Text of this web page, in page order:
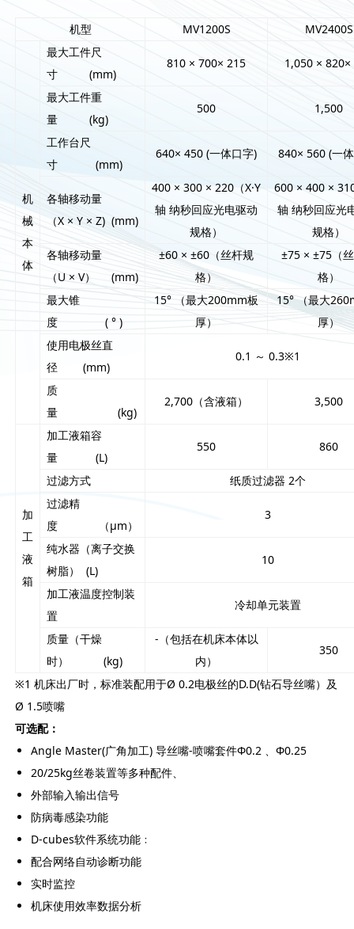
机型 MV1200S MV2400S
机
械
本
体
最大工件尺
寸 (mm)
810 × 700× 215 1,050 ×
最大工件重
量 (kg)
500 1,500
工作台尺
寸 (mm)
640× 450 (一体口字) 840× 560 (一
各轴移动量
（X × Y × Z) (mm)
400 × 300 × 220（X·Y
轴 纳秒回应光电驱动
规格）
600 × 400 ×
轴 纳秒回应光
规格）
各轴移动量
（U × V） (mm)
±60 × ±60（丝杆规
格）
±75 × ±75（
格）
最大锥
度 ( ° )
15° （最大200mm板
厚）
15° （最大
厚）
使用电极丝直
径 (mm)
0.1 ～ 0.3※1
质
量 (kg)
2,700（含液箱） 3,500
加
工
液
箱
加工液箱容
量 (L)
550 860
过滤方式
纸质过滤器 2个
过滤精
度 （μm）
3
纯水器（离子交换
树脂） (L)
10
加工液温度控制装
置
冷却单元装置
质量（干燥
时） (kg)
-（包括在机床本体以
内）
350
※1 机床出厂时，标准装配用于Ø 0.2电极丝的D.D(钻石导丝嘴）及
Ø 1.5喷嘴
可选配：
Angle Master(广角加工) 导丝嘴-喷嘴套件Φ0.2 、Φ0.25
20/25kg丝卷装置等多种配件、
外部输入输出信号
防病毒感染功能
D-cubes软件系统功能﹕
配合网络自动诊断功能
实时监控
机床使用效率数据分析